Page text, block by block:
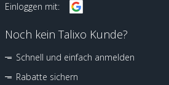
Einloggen mit:
Noch kein Talixo Kunde?
Schnell und einfach anmelden
Rabatte sichern